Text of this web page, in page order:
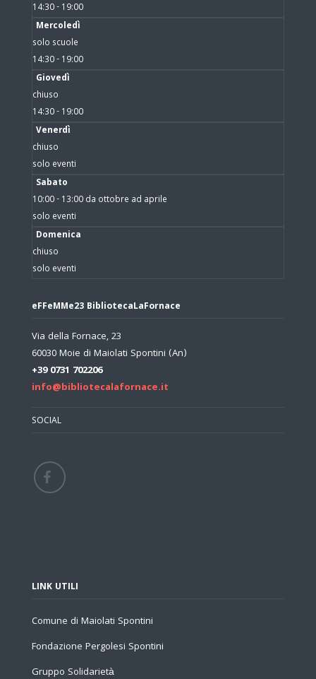
14:30 - 19:00
Mercoledì
solo scuole
14:30 - 19:00
Giovedì
chiuso
14:30 - 19:00
Venerdì
chiuso
solo eventi
Sabato
10:00 - 13:00 da ottobre ad aprile
solo eventi
Domenica
chiuso
solo eventi
eFFeMMe23 BibliotecaLaFornace
Via della Fornace, 23
60030 Moie di Maiolati Spontini (An)
+39 0731 702206
info@bibliotecalafornace.it
SOCIAL
LINK UTILI
Comune di Maiolati Spontini
Fondazione Pergolesi Spontini
Gruppo Solidarietà